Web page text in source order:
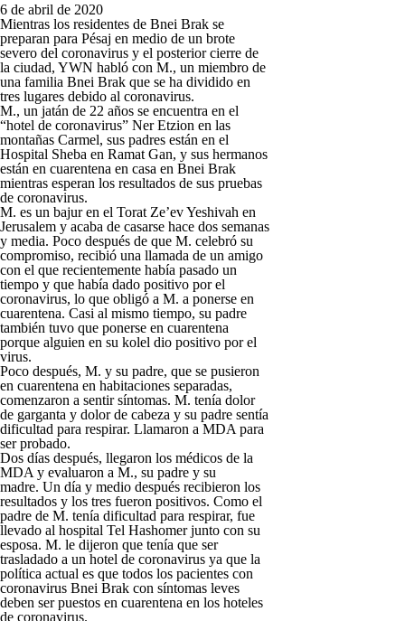
6 de abril de 2020
Mientras los residentes de Bnei Brak se
preparan para Pésaj en medio de un brote
severo del coronavirus y el posterior cierre de
la ciudad, YWN habló con M., un miembro de
una familia Bnei Brak que se ha dividido en
tres lugares debido al coronavirus.
M., un jatán de 22 años se encuentra en el
“hotel de coronavirus” Ner Etzion en las
montañas Carmel, sus padres están en el
Hospital Sheba en Ramat Gan, y sus hermanos
están en cuarentena en casa en Bnei Brak
mientras esperan los resultados de sus pruebas
de coronavirus.
M. es un bajur en el Torat Ze’ev Yeshivah en
Jerusalem y acaba de casarse hace dos semanas
y media. Poco después de que M. celebró su
compromiso, recibió una llamada de un amigo
con el que recientemente había pasado un
tiempo y que había dado positivo por el
coronavirus, lo que obligó a M. a ponerse en
cuarentena. Casi al mismo tiempo, su padre
también tuvo que ponerse en cuarentena
porque alguien en su kolel dio positivo por el
virus.
Poco después, M. y su padre, que se pusieron
en cuarentena en habitaciones separadas,
comenzaron a sentir síntomas. M. tenía dolor
de garganta y dolor de cabeza y su padre sentía
dificultad para respirar. Llamaron a MDA para
ser probado.
Dos días después, llegaron los médicos de la
MDA y evaluaron a M., su padre y su
madre. Un día y medio después recibieron los
resultados y los tres fueron positivos. Como el
padre de M. tenía dificultad para respirar, fue
llevado al hospital Tel Hashomer junto con su
esposa. M. le dijeron que tenía que ser
trasladado a un hotel de coronavirus ya que la
política actual es que todos los pacientes con
coronavirus Bnei Brak con síntomas leves
deben ser puestos en cuarentena en los hoteles
de coronavirus.